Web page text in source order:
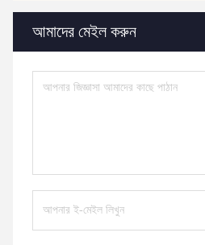
আমাদের মেইল করুন